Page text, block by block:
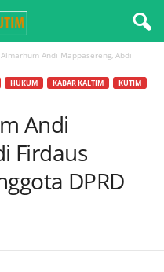
Andi Mappasereng, Abdi
HUKUM KABAR KALTIM
KUTIM
Andi
Firdaus
DPRD